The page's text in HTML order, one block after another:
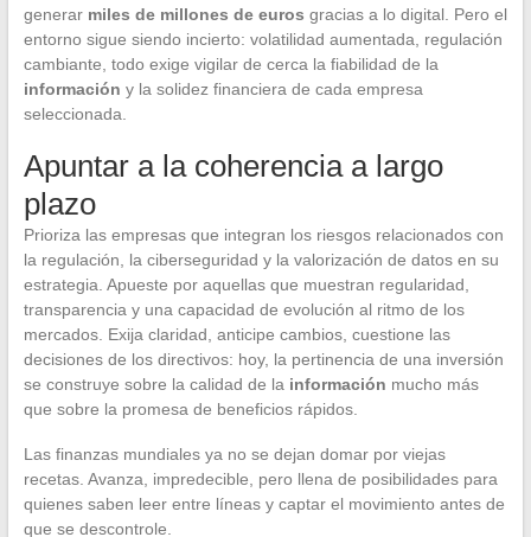
generar miles de millones de euros gracias a lo digital. Pero el
entorno sigue siendo incierto: volatilidad aumentada, regulación
cambiante, todo exige vigilar de cerca la fiabilidad de la
información y la solidez financiera de cada empresa
seleccionada.
Apuntar a la coherencia a largo
plazo
Prioriza las empresas que integran los riesgos relacionados con
la regulación, la ciberseguridad y la valorización de datos en su
estrategia. Apueste por aquellas que muestran regularidad,
transparencia y una capacidad de evolución al ritmo de los
mercados. Exija claridad, anticipe cambios, cuestione las
decisiones de los directivos: hoy, la pertinencia de una inversión
se construye sobre la calidad de la información mucho más
que sobre la promesa de beneficios rápidos.
Las finanzas mundiales ya no se dejan domar por viejas
recetas. Avanza, impredecible, pero llena de posibilidades para
quienes saben leer entre líneas y captar el movimiento antes de
que se descontrole.